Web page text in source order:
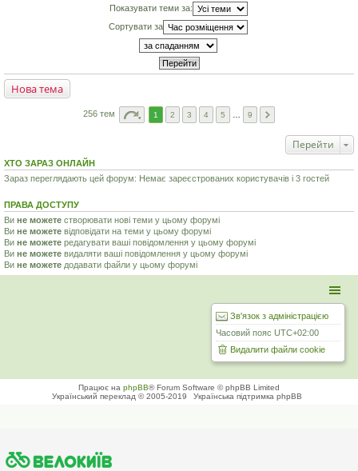
Показувати теми за:
Сортувати за
Нова тема
256 тем 1 2 3 4 5 9
Перейти
ХТО ЗАРАЗ ОНЛАЙН
Зараз переглядають цей форум: Немає зареєстрованих користувачів і 3 гостей
ПРАВА ДОСТУПУ
Ви не можете створювати нові теми у цьому форумі
Ви не можете відповідати на теми у цьому форумі
Ви не можете редагувати ваші повідомлення у цьому форумі
Ви не можете видаляти ваші повідомлення у цьому форумі
Ви не можете додавати файли у цьому форумі
Зв'язок з адміністрацією
Часовий пояс UTC+02:00
Видалити файли cookie
Працює на phpBB® Forum Software © phpBB Limited
Український переклад © 2005-2019
Українська підтримка phpBB